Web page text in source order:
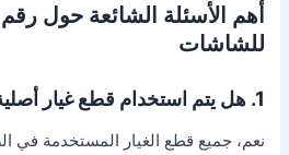
أهم الأسئلة الشائعة حول
للشاشات
1. هل يتم استخدام قطع غيار أصلية؟
نعم، جميع قطع الغيار المستخدمة في